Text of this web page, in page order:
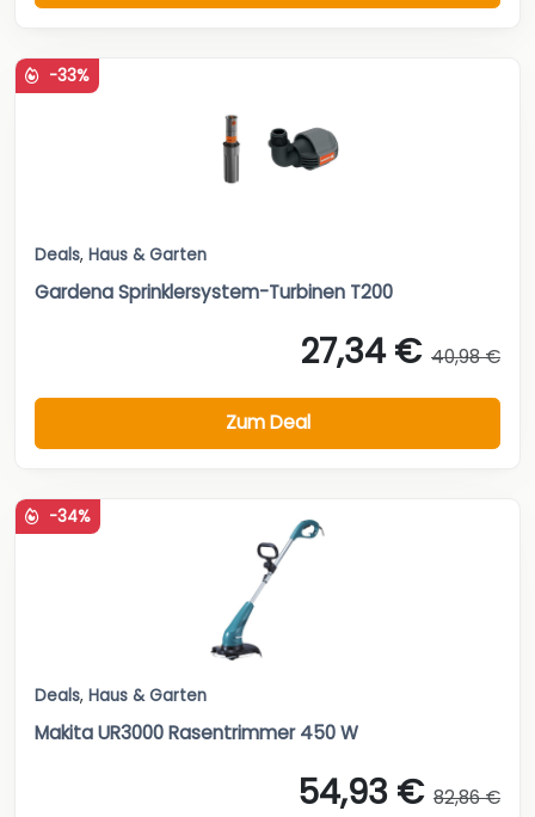
-33%
Deals, Haus & Garten
Gardena Sprinklersystem-Turbinen T200
27,34 € 40,98 €
Zum Deal
-34%
Deals, Haus & Garten
Makita UR3000 Rasentrimmer 450 W
54,93 € 82,86 €